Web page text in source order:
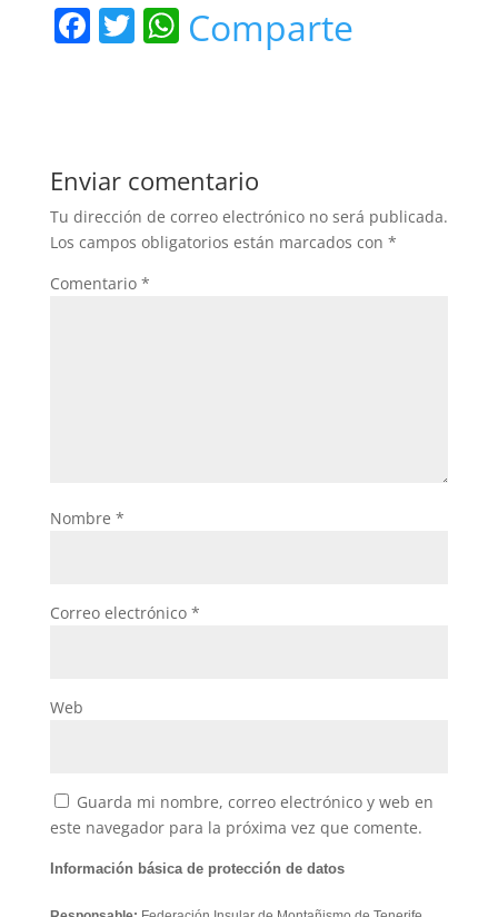
F
b
o
o
k
T W
A
p
p
Comparte
Enviar comentario
Tu dirección de correo electrónico no será publicada.
Los campos obligatorios están marcados con *
Comentario *
Nombre *
Correo electrónico *
Web
Guarda mi nombre, correo electrónico y web en
este navegador para la próxima vez que comente.
Información básica de protección de datos